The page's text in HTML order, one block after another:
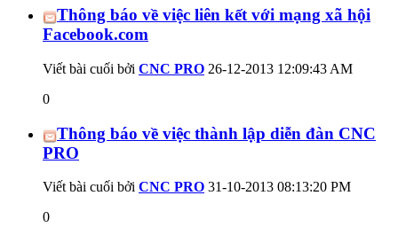
Thông báo về việc liên kết với mạng xã hội
Facebook.com
Viết bài cuối bởi CNC PRO 26-12-2013 12:09:43 AM
0
Thông báo về việc thành lập diễn đàn CNC
PRO
Viết bài cuối bởi CNC PRO 31-10-2013 08:13:20 PM
0